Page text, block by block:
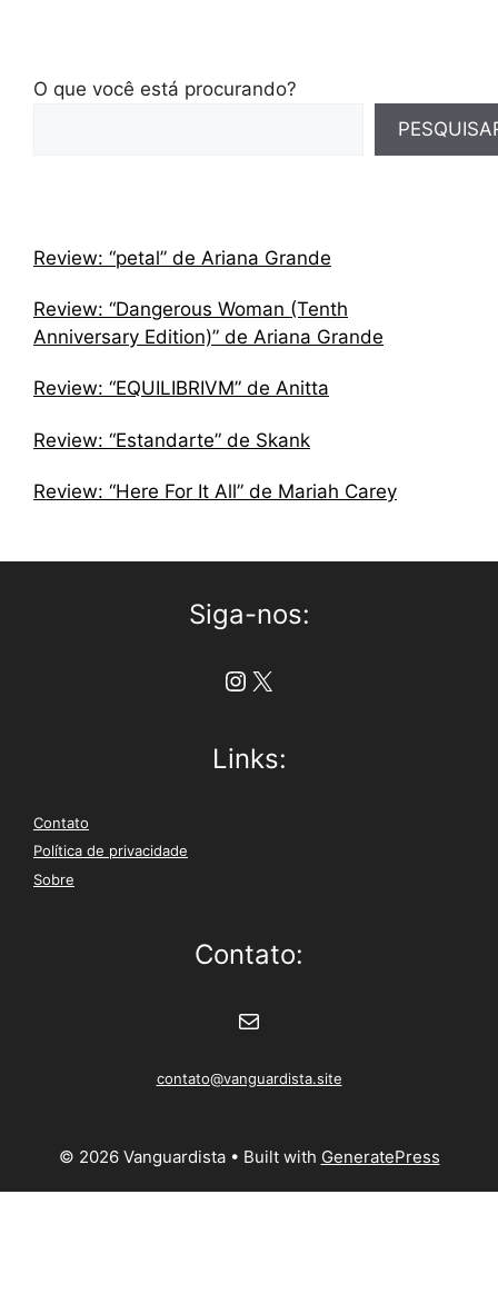
O que você está procurando?
Review: “petal” de Ariana Grande
Review: “Dangerous Woman (Tenth
Anniversary Edition)” de Ariana Grande
Review: “EQUILIBRIVM” de Anitta
Review: “Estandarte” de Skank
Review: “Here For It All” de Mariah Carey
Siga-nos:
Instagram
X
Links:
Contato
Política de privacidade
Sobre
Contato:
E-mail
contato@vanguardista.site
© 2026 Vanguardista• Built with GeneratePress